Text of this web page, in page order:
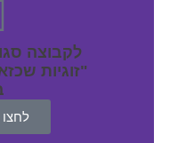
לקבוצה
"זוגיות